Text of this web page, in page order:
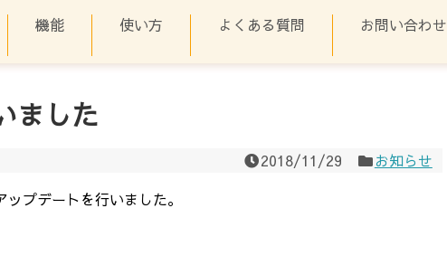
スマイルクエリー
ポリシー 会社概要 機能 特定商取引法に基づく表示
機能 使い方 よくある質問 お問い合わせ
ました
2018/11/29
お知らせ
プデートを行いました。